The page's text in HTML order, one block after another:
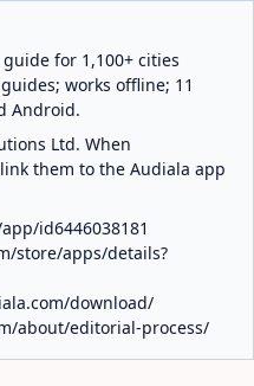
for 1,100+ cities
works offline; 11
Android.
Ltd. When
them to the Audiala app
id6446038181
store/apps/details?
download/
about/editorial-process/